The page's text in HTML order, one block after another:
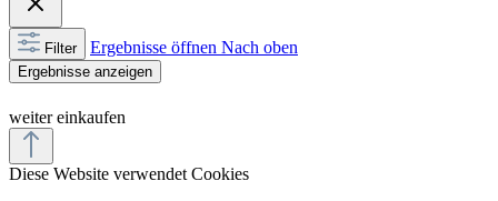
Filter Ergebnisse öffnen Nach oben
Ergebnisse anzeigen
weiter einkaufen
Diese Website verwendet Cookies